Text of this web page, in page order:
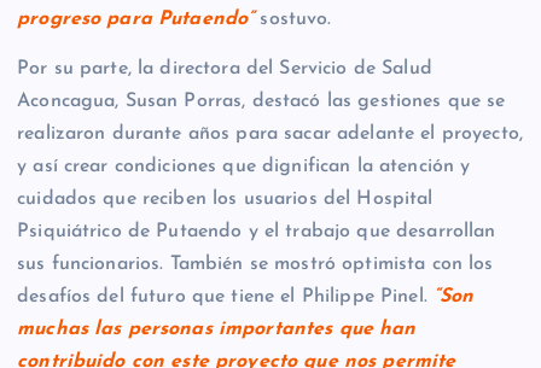
progreso para Putaendo”sostuvo.
Por su parte, la directora del Servicio de Salud
Aconcagua, Susan Porras, destacó las gestiones que se
realizaron durante años para sacar adelante el proyecto,
y así crear condiciones que dignifican la atención y
cuidados que reciben los usuarios del Hospital
Psiquiátrico de Putaendo y el trabajo que desarrollan
sus funcionarios. También se mostró optimista con los
desafíos del futuro que tiene el Philippe Pinel. “Son
muchas las personas importantes que han
contribuido con este proyecto que nos permite